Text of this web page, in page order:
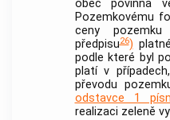
obec povinna
Pozemkovému
ceny
předpisu26)
podle které byl
platí v
převodu
odstavce 1
realizaci zeleně